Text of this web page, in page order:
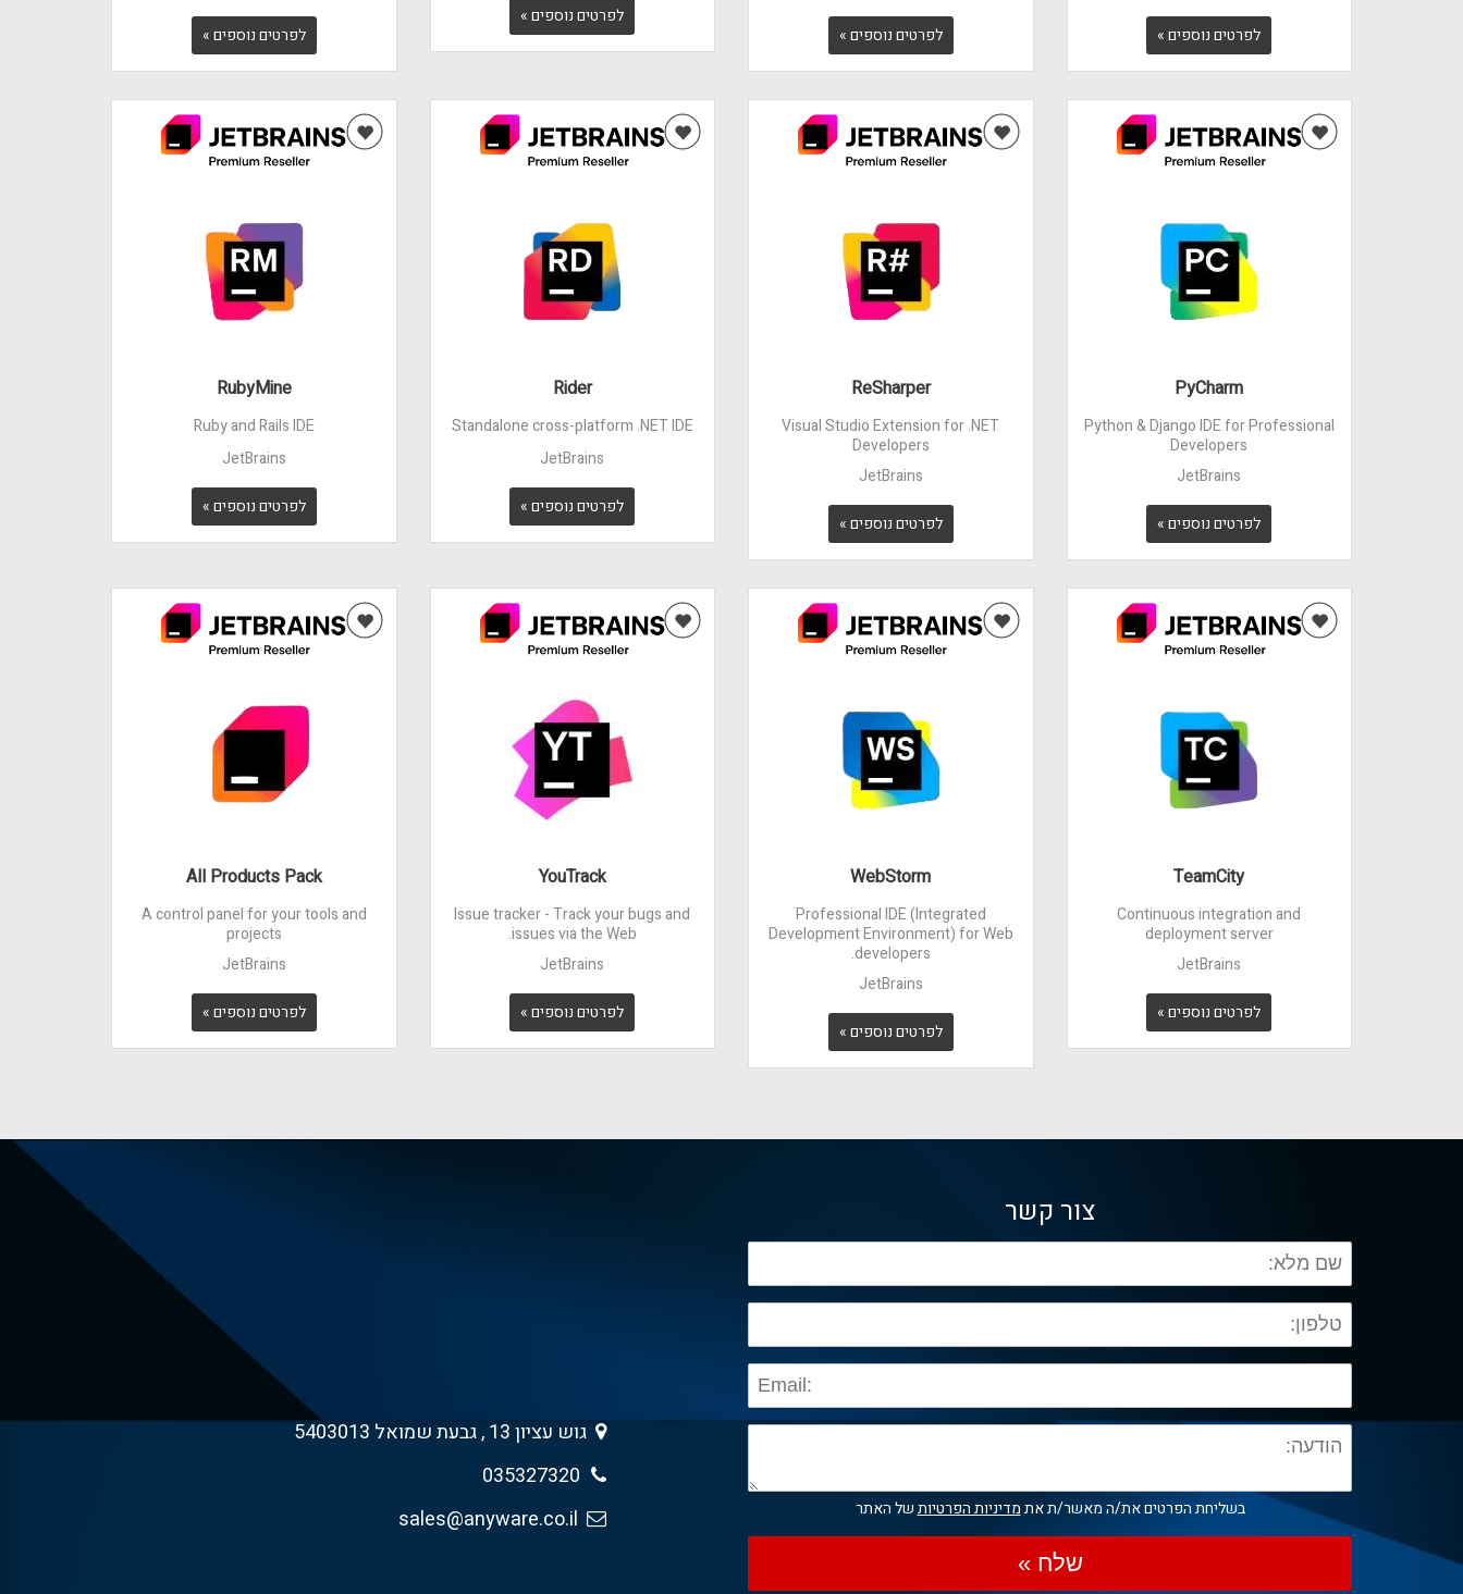
לפרטים נוספים » לפרטים נוספים »
לפרטים נוספים »
לפרטים נוספים »
PyCharm
Python & Django IDE for Professional
Developers
JetBrains
לפרטים נוספים »
ReSharper
Visual Studio Extension for .NET
Developers
JetBrains
לפרטים נוספים »
Rider
Standalone cross-platform .NET IDE
JetBrains
לפרטים נוספים »
RubyMine
Ruby and Rails IDE
JetBrains
לפרטים נוספים »
TeamCity
Continuous integration and
deployment server
JetBrains
לפרטים נוספים »
WebStorm
Professional IDE (Integrated
Development Environment) for Web
developers.
JetBrains
לפרטים נוספים »
YouTrack
Issue tracker - Track your bugs and
issues via the Web.
JetBrains
לפרטים נוספים »
All Products Pack
A control panel for your tools and
projects
JetBrains
לפרטים נוספים »
צור קשר
בשליחת הפרטים את/ה מאשר/ת אתמדיניות הפרטיותשל האתר
שלח »
גוש עציון 13 , גבעת שמואל 5403013
035327320